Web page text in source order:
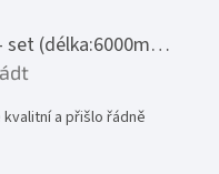
Nerezové zábradlí - set (délka:6000mm x výška:1000mm)
z 5 hvězdiček.
a přišlo řádně